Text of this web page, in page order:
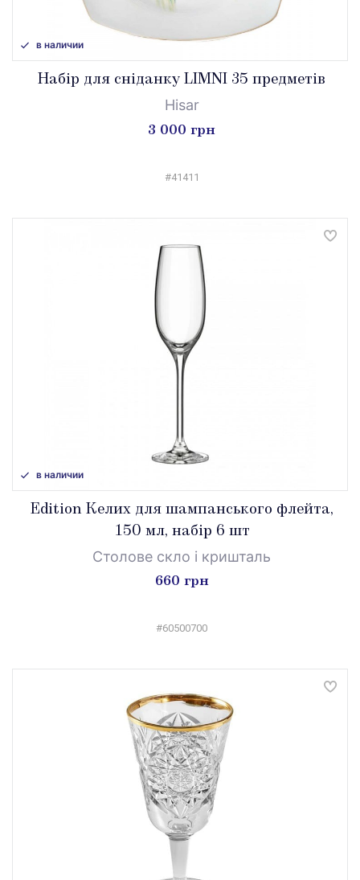
в наличии
Набір для сніданку LIMNI 35 предметів
Hisar
3 000 грн
#41411
в наличии
Edition Келих для шампанського флейта,
150 мл, набір 6 шт
Столове скло і кришталь
660 грн
#60500700